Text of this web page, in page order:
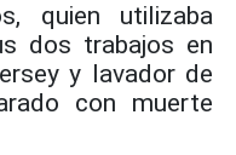
quien utilizaba
dos trabajos en
y lavador de
con muerte